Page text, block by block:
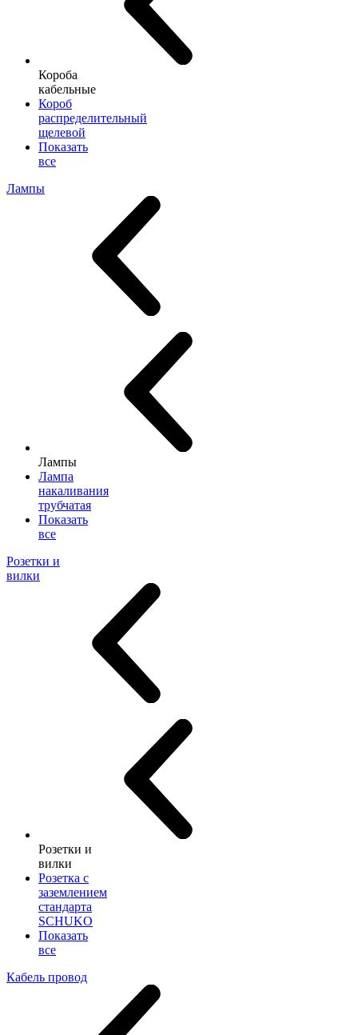
Короба
кабельные
Короб
распределительный
щелевой
Показать
все
Лампы
Лампы
Лампа
накаливания
трубчатая
Показать
все
Розетки и
вилки
Розетки и
вилки
Розетка с
заземлением
стандарта
SCHUKO
Показать
все
Кабель провод